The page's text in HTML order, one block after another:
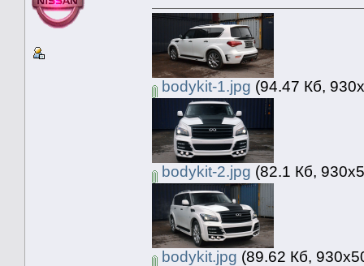
bodykit-1.jpg (94.47 Кб,
bodykit-2.jpg (82.1 Кб,
bodykit.jpg (89.62 Кб,